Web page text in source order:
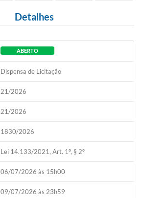
Detalhes
ABERTO
Dispensa de Licitação
21/2026
21/2026
1830/2026
Lei 14.133/2021, Art. 1º, § 2º
06/07/2026 às 15h00
09/07/2026 às 23h59